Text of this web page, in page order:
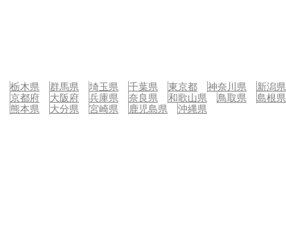
栃木県 群馬県 埼玉県 千葉県 東京都 神奈川県 新潟県
京都府 大阪府 兵庫県 奈良県 和歌山県 鳥取県 島根県
熊本県 大分県 宮崎県 鹿児島県 沖縄県